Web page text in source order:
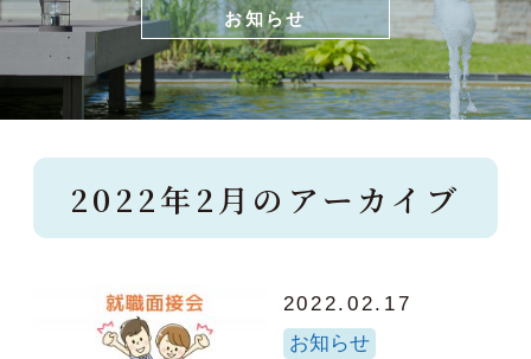
お知らせ
2022年2月のアーカイブ
2022.02.17
お知らせ